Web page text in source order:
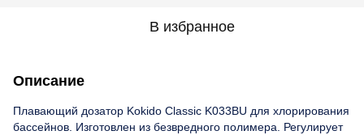
В избранное
Описание
Плавающий дозатор Kokido Classic K033BU для хлорирования
бассейнов. Изготовлен из безвредного полимера. Регулирует